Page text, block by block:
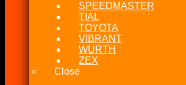
SPEEDMASTER
TIAL
TOYOTA
VIBRANT
WURTH
ZEX
Close